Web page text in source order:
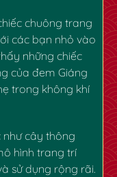
chuông trang
các bạn nhỏ vào
những chiếc
của đem Giáng
trong không khí
như cây thông
hình trang trí
sử dụng rộng rãi.